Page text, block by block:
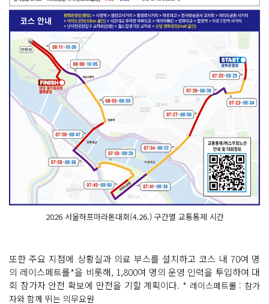
2026 서울하프마라톤대회(4.26.) 구간별 교통통제 시간
또한 주요 지점에 상황실과 의료 부스를 설치하고 코스 내 70여 명
의 레이스페트롤*을 비롯해, 1,800여 명의 운영 인력을 투입하여 대
회 참가자 안전 확보에 만전을 기할 계획이다. * 레이스페트롤 : 참가
자와 함께 뛰는 의무요원